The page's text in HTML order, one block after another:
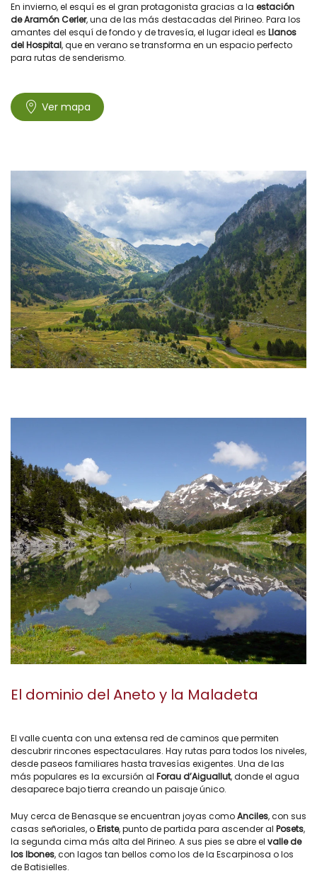
En invierno, el esquí es el gran protagonista gracias a la estación
de Aramón Cerler, una de las más destacadas del Pirineo. Para los
amantes del esquí de fondo y de travesía, el lugar ideal es Llanos
del Hospital, que en verano se transforma en un espacio perfecto
para rutas de senderismo.
Ver mapa
El dominio del Aneto y la Maladeta
El valle cuenta con una extensa red de caminos que permiten
descubrir rincones espectaculares. Hay rutas para todos los niveles,
desde paseos familiares hasta travesías exigentes. Una de las
más populares es la excursión al Forau d’Aiguallut, donde el agua
desaparece bajo tierra creando un paisaje único.
Muy cerca de Benasque se encuentran joyas comoAnciles, con sus
casas señoriales, oEriste, punto de partida para ascender al Posets,
la segunda cima más alta del Pirineo. A sus pies se abre el valle de
los Ibones, con lagos tan bellos como los de la Escarpinosa o los
de Batisielles.